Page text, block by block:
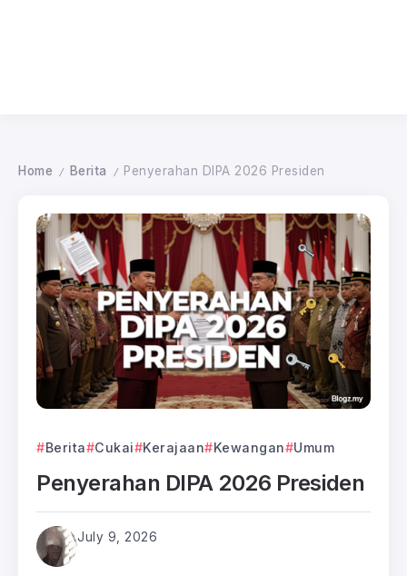
Home / Berita / Penyerahan DIPA 2026 Presiden
Berita Cukai Kerajaan Kewangan Umum
Penyerahan DIPA 2026 Presiden
July 9, 2026